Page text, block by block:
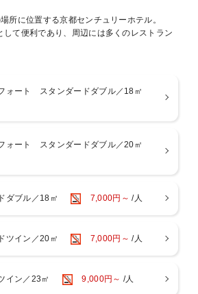
所に位置する京都センチュリーホテル。
して便利であり、周辺には多くのレストラン
しており、京都の観光名所へのアクセスも
ひ当ホテルをご利用ください。皆様のお越し
の館内は、
賞。長年の歴史と培ってきた“おもてなし”の
す。
）から”出口5”をご利用ください。
フォート スタンダードダブル／18㎡
フォート スタンダードダブル／20㎡
ダブル／18㎡ 7,000円～ /人
ツイン／20㎡ 7,000円～ /人
イン／23㎡ 9,000円～ /人